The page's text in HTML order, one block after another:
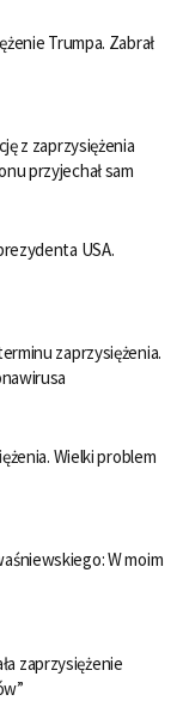
Trumpa. Zabrał
z zaprzysiężenia
przyjechał sam
USA.
zaprzysiężenia.
Wielki problem
W moim
zaprzysiężenie